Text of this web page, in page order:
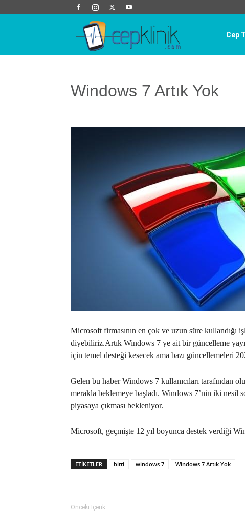
Cep
Windows 7 Artık Yok
Microsoft firmasının en çok ve uzun süre kullandığı
diyebiliriz.Artık Windows 7 ye ait bir güncelleme
için temel desteği kesecek ama bazı güncellemeleri
Gelen bu haber Windows 7 kullanıcıları tarafından
merakla beklemeye başladı. Windows 7’nin iki nesil
piyasaya çıkması bekleniyor.
Microsoft, geçmişte 12 yıl boyunca destek verdiği
ETIKETLER bitti windows 7 Windows 7 Artık Yok
Önceki İçerik